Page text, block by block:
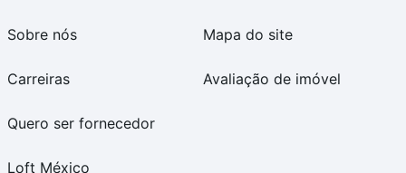
Sobre nós
Carreiras
Quero ser fornecedor
Loft México
Mapa do site
Avaliação de imóvel